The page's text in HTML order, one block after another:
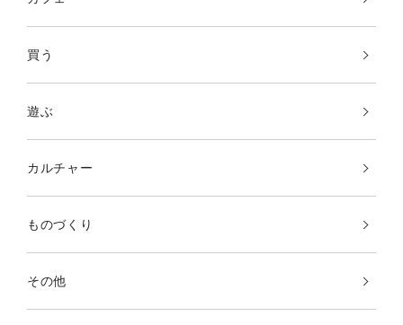
買う
遊ぶ
カルチャー
ものづくり
その他